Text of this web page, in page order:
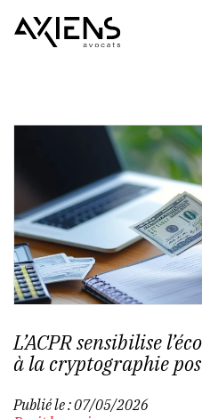
L’ACPR sensibilise
à la cryptographie
Publié le :07/05/2026